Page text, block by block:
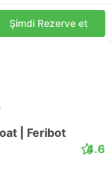
Şimdi Rezerve et
| Feribot
4.6